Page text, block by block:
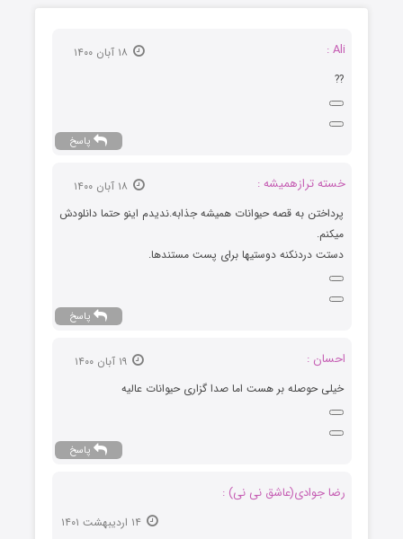
Ali :
??
پاسخ
خسته ترازهمیشه :
پرداختن به قصه حیوانات همیشه جذابه.ندیدم اینو حتما دانلودش
میکنم.
دستت دردنکنه دوستیها برای پست مستندها.
پاسخ
احسان :
خیلی حوصله بر هست اما صدا گزاری حیوانات عالیه
پاسخ
رضا جوادی(عاشق نی نی) :